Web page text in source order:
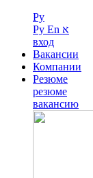
Ру
Ру En א
вход
Вакансии
Компании
Резюме
резюме
вакансию